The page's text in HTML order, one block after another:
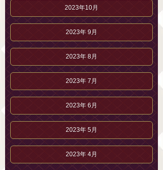
2023年10月
2023年 9月
2023年 8月
2023年 7月
2023年 6月
2023年 5月
2023年 4月